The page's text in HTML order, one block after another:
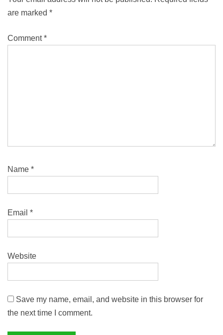
are marked *
Comment*
Name *
Email *
Website
Save my name, email, and website in this browser for
the next time I comment.